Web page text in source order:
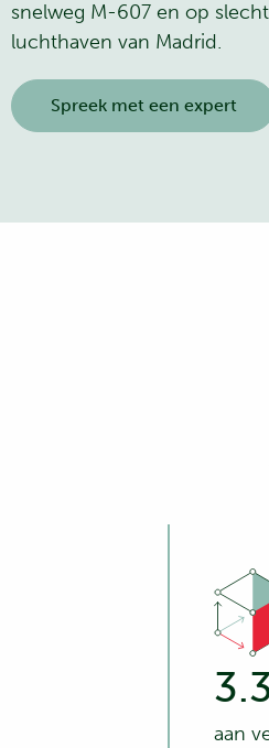
snelweg M-607 en op
luchthaven van Madrid.
Spreek met een expert
aan